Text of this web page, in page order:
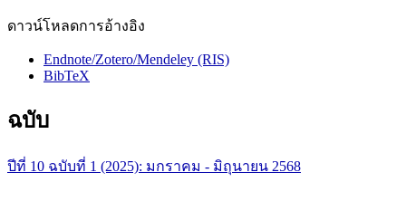
ดาวน์โหลดการอ้างอิง
Endnote/Zotero/Mendeley (RIS)
BibTeX
ฉบับ
ปีที่ 10 ฉบับที่ 1 (2025): มกราคม - มิถุนายน 2568